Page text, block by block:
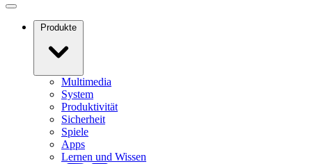
Produkte
Multimedia
System
Produktivität
Sicherheit
Spiele
Apps
Lernen und Wissen